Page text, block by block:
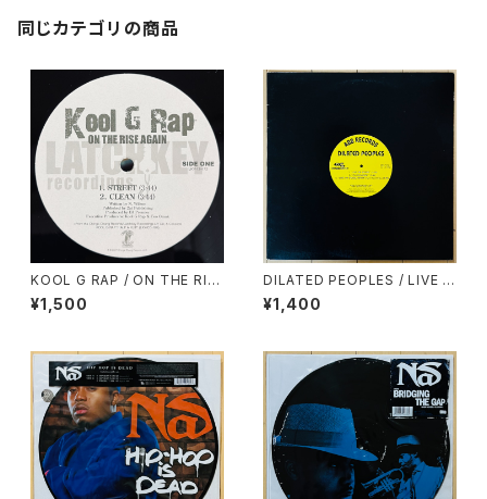
同じカテゴリの商品
KOOL G RAP / ON THE RIS
E AGAIN
¥1,500
DILATED PEOPLES / LIVE O
N STAGE
¥1,400